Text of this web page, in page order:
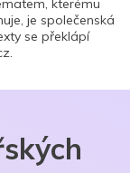
je společenská
se překlápí